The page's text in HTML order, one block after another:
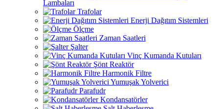
Lambaları
Trafolar
Enerji Dağıtım Sistemleri
Ölçme
Zaman Saatleri
Şalter
Vinç Kumanda Kutuları
Şönt Reaktör
Harmonik Filtre
Yumuşak Yolverici
Parafudr
Kondansatörler